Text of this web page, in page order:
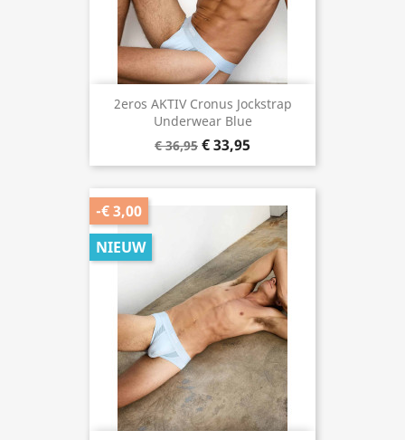
2eros AKTIV Cronus Jockstrap
Underwear Blue
€ 36,95 € 33,95
-€ 3,00
NIEUW